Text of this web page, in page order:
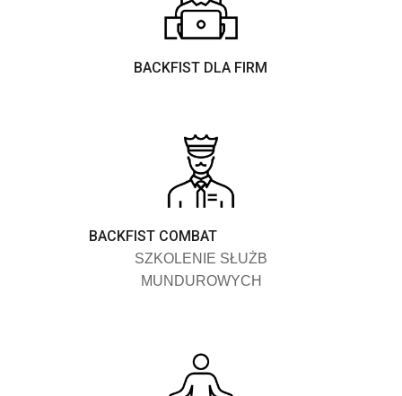
BACKFIST DLA FIRM
BACKFIST COMBAT
SZKOLENIE SŁUŻB
MUNDUROWYCH